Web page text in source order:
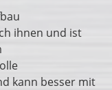
ihnen und ist
kann besser mit